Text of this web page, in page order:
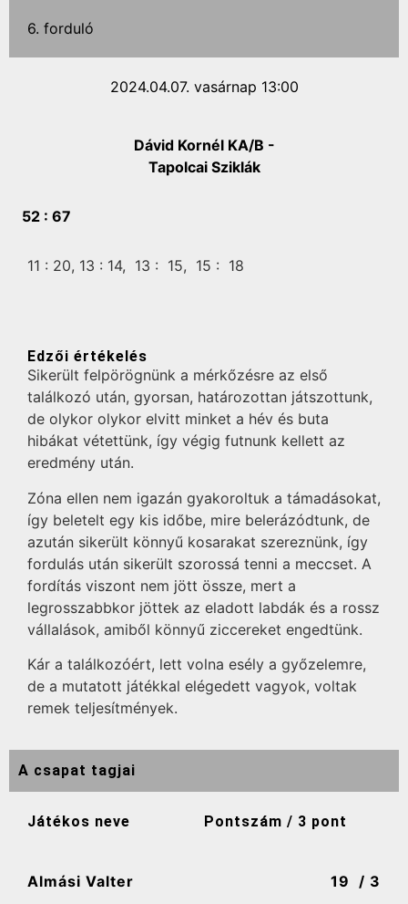
6. forduló
2024.04.07. vasárnap 13:00
Dávid Kornél KA/B -
Tapolcai Sziklák
52 : 67
11 : 20, 13 : 14, 13 : 15, 15 : 18
Edzői értékelés
Sikerült felpörögnünk a mérkőzésre az első
találkozó után, gyorsan, határozottan játszottunk,
de olykor olykor elvitt minket a hév és buta
hibákat vétettünk, így végig futnunk kellett az
eredmény után.
Zóna ellen nem igazán gyakoroltuk a támadásokat,
így beletelt egy kis időbe, mire belerázódtunk, de
azután sikerült könnyű kosarakat szereznünk, így
fordulás után sikerült szorossá tenni a meccset. A
fordítás viszont nem jött össze, mert a
legrosszabbkor jöttek az eladott labdák és a rossz
vállalások, amiből könnyű ziccereket engedtünk.
Kár a találkozóért, lett volna esély a győzelemre,
de a mutatott játékkal elégedett vagyok, voltak
remek teljesítmények.
A csapat tagjai
Játékos neve Pontszám / 3 pont
Almási Valter 19 / 3